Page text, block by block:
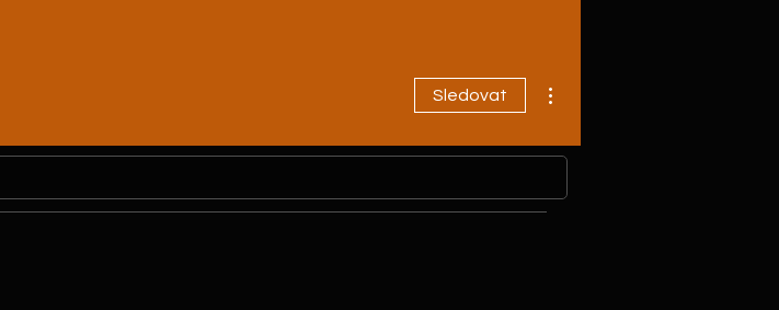
Sledovat